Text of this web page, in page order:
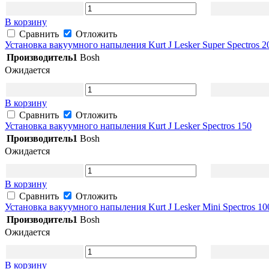
В корзину
Сравнить
Отложить
Установка вакуумного напыления Kurt J Lesker Super Spectros
Производитель1 Bosh
Ожидается
В корзину
Сравнить
Отложить
Установка вакуумного напыления Kurt J Lesker Spectros 150
Производитель1 Bosh
Ожидается
В корзину
Сравнить
Отложить
Установка вакуумного напыления Kurt J Lesker Mini Spectros
Производитель1 Bosh
Ожидается
В корзину